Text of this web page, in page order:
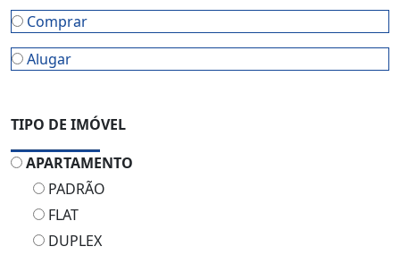
Comprar
Alugar
TIPO DE IMÓVEL
APARTAMENTO
PADRÃO
FLAT
DUPLEX